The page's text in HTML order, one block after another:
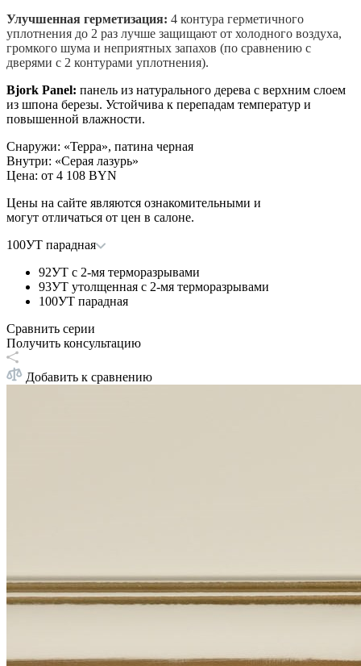
Улучшенная герметизация: 4 контура герметичного
уплотнения до 2 раз лучше защищают от холодного воздуха,
громкого шума и неприятных запахов (по сравнению с
дверями с 2 контурами уплотнения).
Bjork Panel: панель из натурального дерева с верхним слоем
из шпона березы. Устойчива к перепадам температур и
повышенной влажности.
Снаружи: «Терра», патина черная
Внутри: «Серая лазурь»
Цена: от 4 108 BYN
Цены на сайте являются ознакомительными и
могут отличаться от цен в салоне.
100УТ парадная
92УТ с 2-мя терморазрывами
93УТ утолщенная с 2-мя терморазрывами
100УТ парадная
Сравнить серии
Получить консультацию
Добавить к сравнению